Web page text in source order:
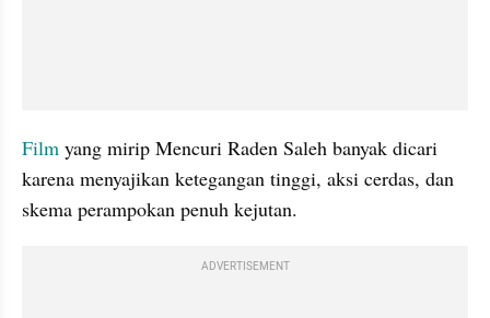
Film yang mirip Mencuri Raden Saleh banyak dicari
karena menyajikan ketegangan tinggi, aksi cerdas, dan
skema perampokan penuh kejutan.
ADVERTISEMENT